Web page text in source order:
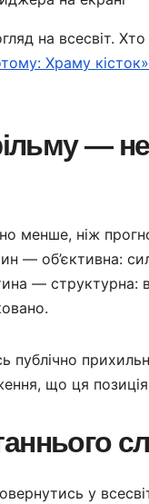
на всесвіт.
Храму кісток»
—
менше, ніж
— об’єктивна:
— структурна:
що ця
у